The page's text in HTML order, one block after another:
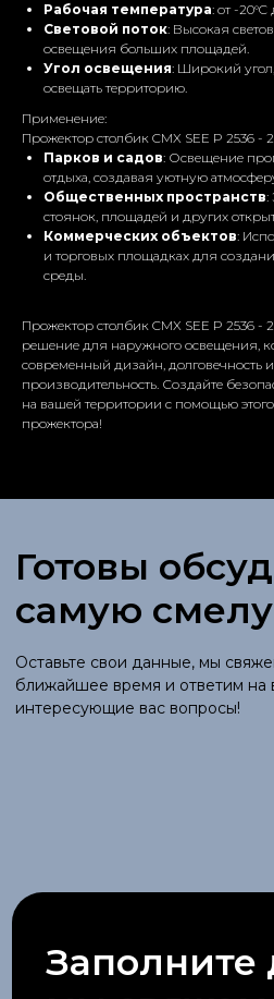
Рабочая температура: от -20°C
Световой поток: Высокая
освещения больших площадей.
Угол освещения: Широкий
освещать территорию.
Применение:
Прожектор столбик CMX SEE P 2536 -
Парков и садов: Освещение
отдыха, создавая уютную
Общественных пространств:
стоянок, площадей и других
Коммерческих объектов:
и торговых площадках для
среды.
Прожектор столбик CMX SEE P 2536 -
решение для наружного освещения,
современный дизайн, долговечность
производительность. Создайте
на вашей территории с помощью
прожектора!
Готовы обсудить
самую смелую
Оставьте свои данные, мы свяжемся с вами в
интересующие вас вопросы!
мы свяжемся с
Мы на
+7
Адрес
+7 (701) 266
Республика Казахстан, г. Алматы, ул.